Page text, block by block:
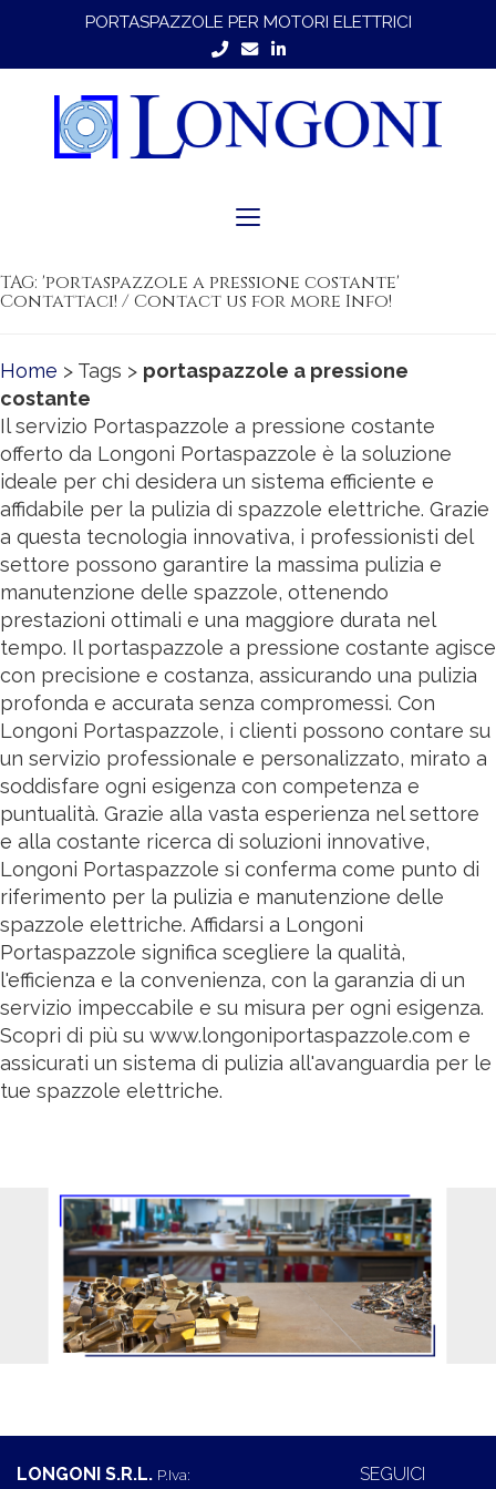
PORTASPAZZOLE PER MOTORI ELETTRICI
Toggle
TAG: 'portaspazzole a pressione costante'
Contattaci! / Contact us for more Info!
Home > Tags > portaspazzole a pressione
costante
Il servizio Portaspazzole a pressione costante
offerto da Longoni Portaspazzole è la soluzione
ideale per chi desidera un sistema efficiente e
affidabile per la pulizia di spazzole elettriche. Grazie
a questa tecnologia innovativa, i professionisti del
settore possono garantire la massima pulizia e
manutenzione delle spazzole, ottenendo
prestazioni ottimali e una maggiore durata nel
tempo. Il portaspazzole a pressione costante agisce
con precisione e costanza, assicurando una pulizia
profonda e accurata senza compromessi. Con
Longoni Portaspazzole, i clienti possono contare su
un servizio professionale e personalizzato, mirato a
soddisfare ogni esigenza con competenza e
puntualità. Grazie alla vasta esperienza nel settore
e alla costante ricerca di soluzioni innovative,
Longoni Portaspazzole si conferma come punto di
riferimento per la pulizia e manutenzione delle
spazzole elettriche. Affidarsi a Longoni
Portaspazzole significa scegliere la qualità,
l'efficienza e la convenienza, con la garanzia di un
servizio impeccabile e su misura per ogni esigenza.
Scopri di più su www.longoniportaspazzole.com e
assicurati un sistema di pulizia all'avanguardia per le
tue spazzole elettriche.
LONGONI S.R.L. P.Iva: SEGUICI